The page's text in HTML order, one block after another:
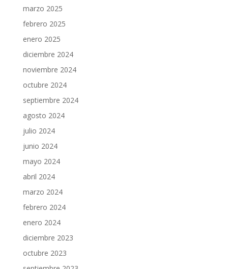
marzo 2025
febrero 2025
enero 2025
diciembre 2024
noviembre 2024
octubre 2024
septiembre 2024
agosto 2024
julio 2024
junio 2024
mayo 2024
abril 2024
marzo 2024
febrero 2024
enero 2024
diciembre 2023
octubre 2023